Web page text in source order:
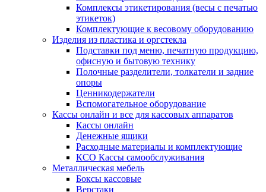
Комплексы этикетирования (весы с печатью
этикеток)
Комплектующие к весовому оборудованию
Изделия из пластика и оргстекла
Подставки под меню, печатную продукцию,
офисную и бытовую технику
Полочные разделители, толкатели и задние
опоры
Ценникодержатели
Вспомогательное оборудование
Кассы онлайн и все для кассовых аппаратов
Кассы онлайн
Денежные ящики
Расходные материалы и комплектующие
КСО Кассы самообслуживания
Металлическая мебель
Боксы кассовые
Верстаки